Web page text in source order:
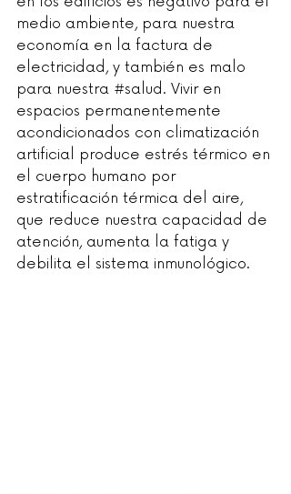
medio ambiente, para nuestra
economía en la factura de
electricidad, y también es malo
para nuestra #salud . Vivir en
espacios permanentemente
acondicionados con climatización
artificial produce estrés térmico en
el cuerpo humano por
estratificación térmica del aire,
que reduce nuestra capacidad de
atención, aumenta la fatiga y
debilita el sistema inmunológico.